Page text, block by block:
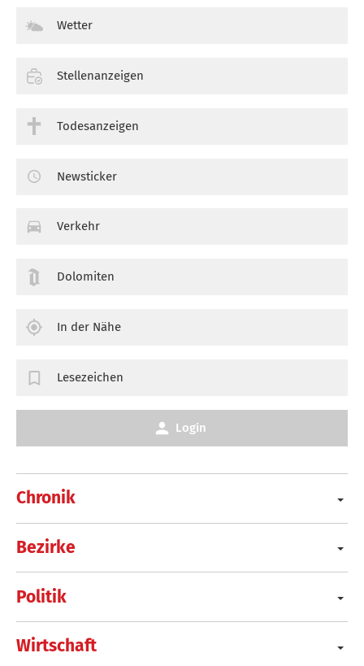
Chronik
Bezirke
Politik
Wirtschaft
Wetter
Stellenanzeigen
Todesanzeigen
Newsticker
Verkehr
Dolomiten
In der Nähe
Lesezeichen
Login